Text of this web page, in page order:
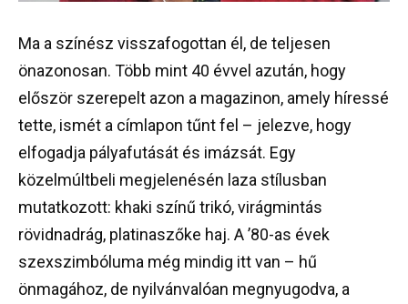
Ma a színész visszafogottan él, de teljesen
önazonosan. Több mint 40 évvel azután, hogy
először szerepelt azon a magazinon, amely híressé
tette, ismét a címlapon tűnt fel – jelezve, hogy
elfogadja pályafutását és imázsát. Egy
közelmúltbeli megjelenésén laza stílusban
mutatkozott: khaki színű trikó, virágmintás
rövidnadrág, platinaszőke haj. A ’80-as évek
szexszimbóluma még mindig itt van – hű
önmagához, de nyilvánvalóan megnyugodva, a